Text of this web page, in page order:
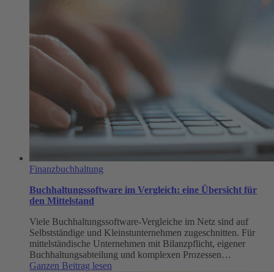
Finanzbuchhaltung
Buchhaltungssoftware im Vergleich: eine Übersicht für
den Mittelstand
Viele Buchhaltungssoftware-Vergleiche im Netz sind auf
Selbstständige und Kleinstunternehmen zugeschnitten. Für
mittelständische Unternehmen mit Bilanzpflicht, eigener
Buchhaltungsabteilung und komplexen Prozessen…
Ganzen Beitrag lesen